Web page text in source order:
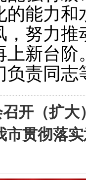
的能力
，努力
上新台阶
责同志
开（扩
市贯彻落